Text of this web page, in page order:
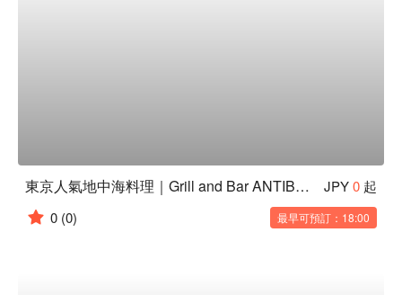
東京人氣地中海料理｜Grill and Bar ANTIBES 丸之內紅磚廣場 JPY0 起
0 (0) 最早可預訂：18:00